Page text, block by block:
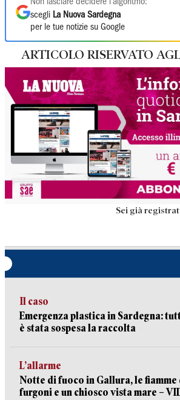
Non lasciare decidere l'algoritmo:
scegli La Nuova Sardegna
per le tue notizie su Google
ARTICOLO RISERVATO
Sei già
Il caso
Emergenza plastica in Sardegna:
è stata sospesa la raccolta
L’allarme
Notte di fuoco in Gallura, le
furgoni e un chiosco vista mare –